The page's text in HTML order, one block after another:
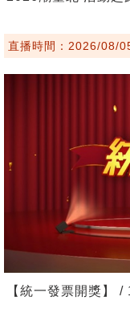
直播時間：2026/08/
【統一發票開獎】